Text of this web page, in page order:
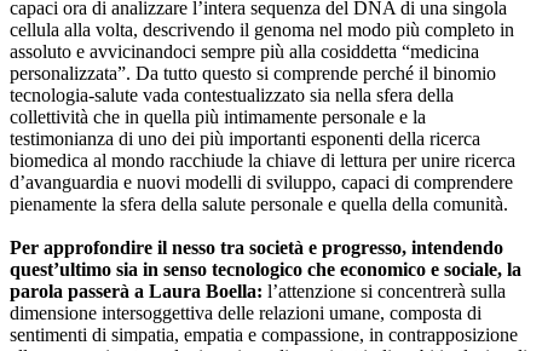
capaci ora di analizzare l’intera sequenza del DNA di una singola
cellula alla volta, descrivendo il genoma nel modo più completo in
assoluto e avvicinandoci sempre più alla cosiddetta “medicina
personalizzata”. Da tutto questo si comprende perché il binomio
tecnologia-salute vada contestualizzato sia nella sfera della
collettività che in quella più intimamente personale e la
testimonianza di uno dei più importanti esponenti della ricerca
biomedica al mondo racchiude la chiave di lettura per unire ricerca
d’avanguardia e nuovi modelli di sviluppo, capaci di comprendere
pienamente la sfera della salute personale e quella della comunità.
Per approfondire il nesso tra società e progresso, intendendo
quest’ultimo sia in senso tecnologico che economico e sociale, la
parola passerà a Laura Boella: l’attenzione si concentrerà sulla
dimensione intersoggettiva delle relazioni umane, composta di
sentimenti di simpatia, empatia e compassione, in contrapposizione